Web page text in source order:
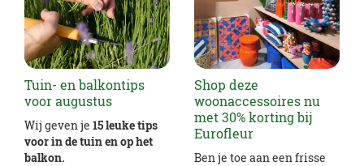
Tuin- en balkontips
voor augustus
Wij geven je 15 leuke tips
voor in de tuin en op het
balkon.
Shop deze
woonaccessoires nu
met 30% korting bij
Eurofleur
Ben je toe aan een frisse